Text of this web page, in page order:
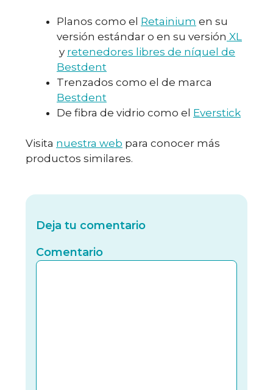
Planos como el Retainium en su
versión estándar o en su versión XL
y retenedores libres de níquel de
Bestdent
Trenzados como el de marca
Bestdent
De fibra de vidrio como el Everstick
Visita nuestra web para conocer más
productos similares.
Deja tu comentario
Comentario